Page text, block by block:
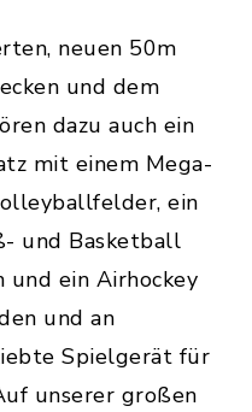
neuen 50m
und dem
dazu auch ein
mit einem Mega-
ein
und Basketball
ein Airhockey
und an
Spielgerät für
unserer großen